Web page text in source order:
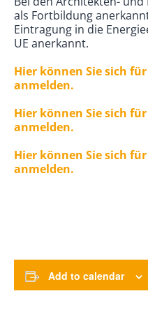
als Fortbildung
Eintragung in die
UE anerkannt.
Hier können Sie sich
anmelden.
Hier können Sie sich
anmelden.
Hier können Sie sich
anmelden.
Add to calendar